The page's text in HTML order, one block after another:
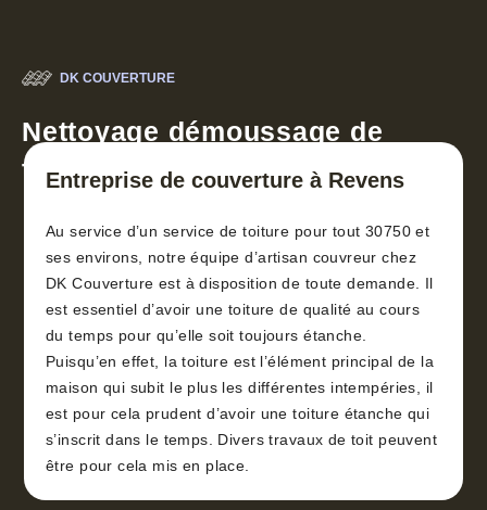
DK COUVERTURE
Nettoyage démoussage de
toiture 30
Entreprise de couverture à Revens
Au service d’un service de toiture pour tout 30750 et
ses environs, notre équipe d’artisan couvreur chez
DK Couverture est à disposition de toute demande. Il
est essentiel d’avoir une toiture de qualité au cours
du temps pour qu’elle soit toujours étanche.
Puisqu’en effet, la toiture est l’élément principal de la
maison qui subit le plus les différentes intempéries, il
est pour cela prudent d’avoir une toiture étanche qui
s’inscrit dans le temps. Divers travaux de toit peuvent
être pour cela mis en place.